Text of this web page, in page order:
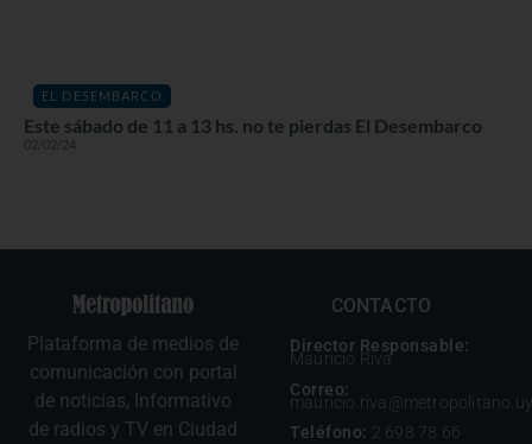
EL DESEMBARCO
Este sábado de 11 a 13 hs. no te pierdas El Desembarco
02/02/24
Plataforma de medios de
comunicación con portal
de noticias, Informativo
de radios y TV en Ciudad
CONTACTO
Director Responsable:
Mauricio Riva
Correo:
mauricio.riva@metropolitano.uy
Teléfono: 2 698 78 66